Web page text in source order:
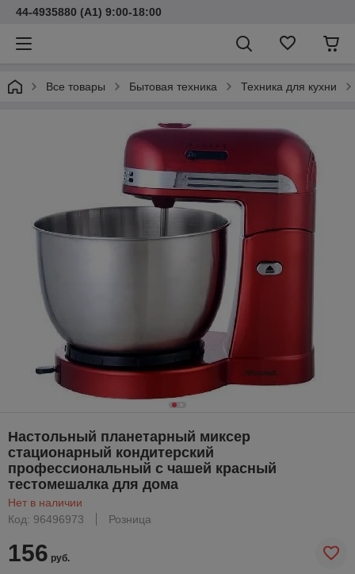
44-4935880 (A1) 9:00-18:00
Все товары Бытовая техника Техника для кухни
Настольный планетарный миксер
стационарный кондитерский
профессиональный с чашей красный
тестомешалка для дома
Нет в наличии
Код: 96496973
Розница
156 руб.